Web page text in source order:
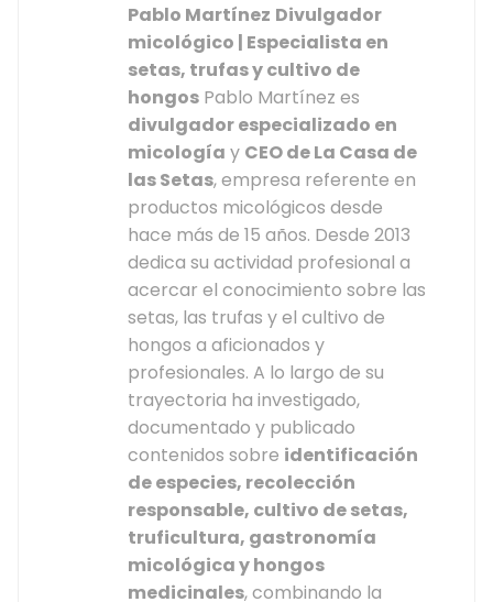
Pablo Martínez Divulgador
micológico | Especialista en
setas, trufas y cultivo de
hongos Pablo Martínez es
divulgador especializado en
micología y CEO de La Casa de
las Setas, empresa referente en
productos micológicos desde
hace más de 15 años. Desde 2013
dedica su actividad profesional a
acercar el conocimiento sobre las
setas, las trufas y el cultivo de
hongos a aficionados y
profesionales. A lo largo de su
trayectoria ha investigado,
documentado y publicado
contenidos sobre identificación
de especies, recolección
responsable, cultivo de setas,
truficultura, gastronomía
micológica y hongos
medicinales, combinando la